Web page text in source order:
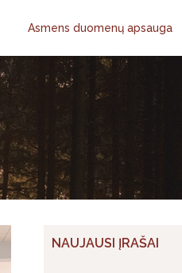
Asmens duomenų apsauga
NAUJAUSI ĮRAŠAI